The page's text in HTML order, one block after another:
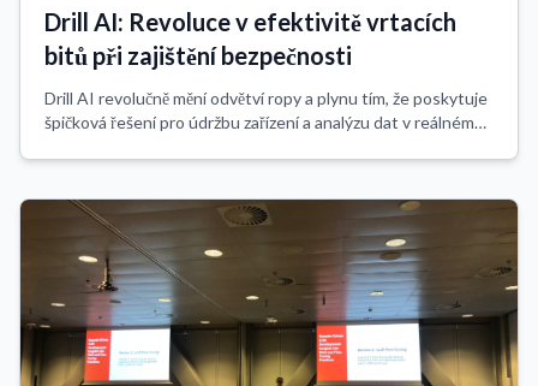
Drill AI: Revoluce v efektivitě vrtacích
bitů při zajištění bezpečnosti
Drill AI revolučně mění odvětví ropy a plynu tím, že poskytuje
špičková řešení pro údržbu zařízení a analýzu dat v reálném